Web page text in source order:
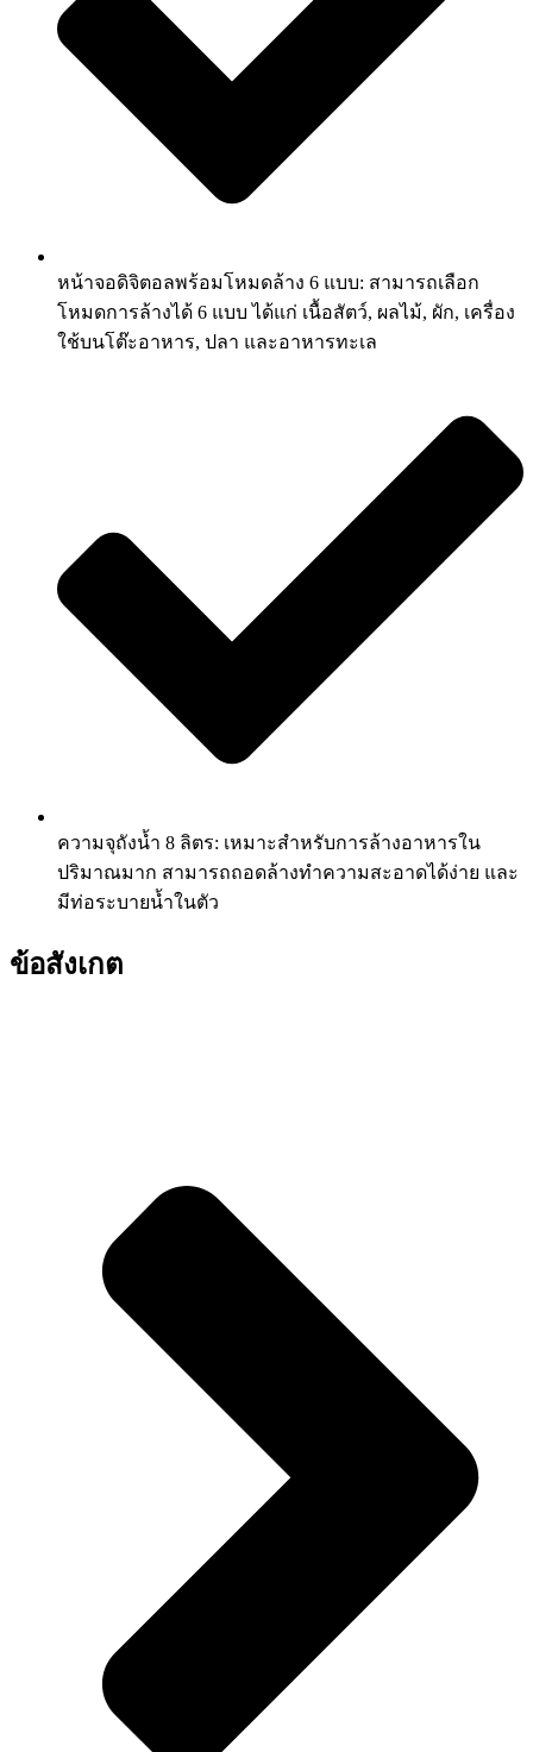
หน้าจอดิจิตอลพร้อมโหมดล้าง 6 แบบ: สามารถเลือก
โหมดการล้างได้ 6 แบบ ได้แก่ เนื้อสัตว์, ผลไม้, ผัก, เครื่อง
ใช้บนโต๊ะอาหาร, ปลา และอาหารทะเล
ความจุถังน้ำ 8 ลิตร: เหมาะสำหรับการล้างอาหารใน
ปริมาณมาก สามารถถอดล้างทำความสะอาดได้ง่าย และ
มีท่อระบายน้ำในตัว
ข้อสังเกต